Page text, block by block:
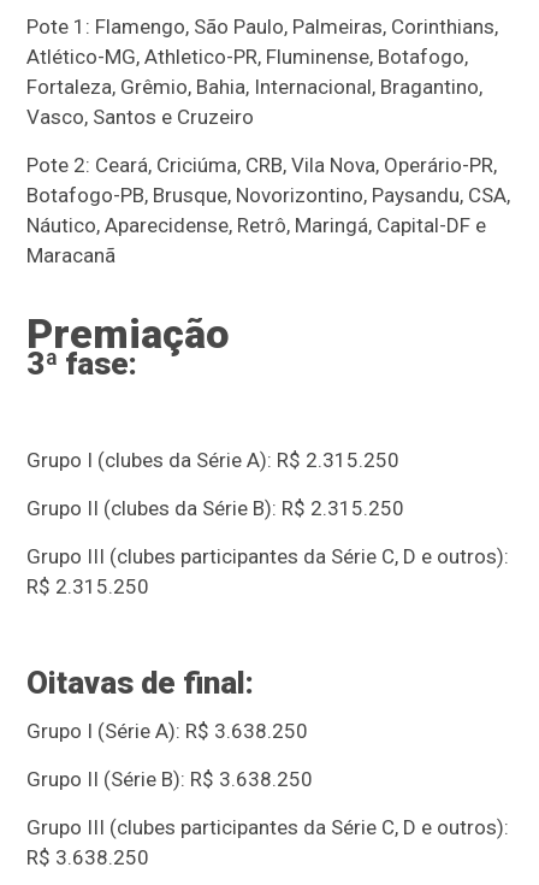
Pote 1: Flamengo, São Paulo, Palmeiras, Corinthians,
Atlético-MG, Athletico-PR, Fluminense, Botafogo,
Fortaleza, Grêmio, Bahia, Internacional, Bragantino,
Vasco, Santos e Cruzeiro
Pote 2: Ceará, Criciúma, CRB, Vila Nova, Operário-PR,
Botafogo-PB, Brusque, Novorizontino, Paysandu, CSA,
Náutico, Aparecidense, Retrô, Maringá, Capital-DF e
Maracanã
Premiação
3ª fase:
Grupo I (clubes da Série A): R$ 2.315.250
Grupo II (clubes da Série B): R$ 2.315.250
Grupo III (clubes participantes da Série C, D e outros):
R$ 2.315.250
Oitavas de final:
Grupo I (Série A): R$ 3.638.250
Grupo II (Série B): R$ 3.638.250
Grupo III (clubes participantes da Série C, D e outros):
R$ 3.638.250